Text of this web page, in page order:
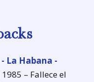
La Habana -
– Fallece el